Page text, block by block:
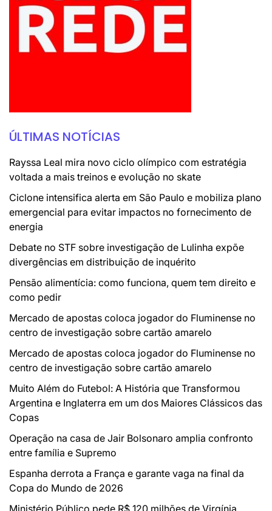
ÚLTIMAS NOTÍCIAS
Rayssa Leal mira novo ciclo olímpico com estratégia
voltada a mais treinos e evolução no skate
Ciclone intensifica alerta em São Paulo e mobiliza plano
emergencial para evitar impactos no fornecimento de
energia
Debate no STF sobre investigação de Lulinha expõe
divergências em distribuição de inquérito
Pensão alimentícia: como funciona, quem tem direito e
como pedir
Mercado de apostas coloca jogador do Fluminense no
centro de investigação sobre cartão amarelo
Mercado de apostas coloca jogador do Fluminense no
centro de investigação sobre cartão amarelo
Muito Além do Futebol: A História que Transformou
Argentina e Inglaterra em um dos Maiores Clássicos das
Copas
Operação na casa de Jair Bolsonaro amplia confronto
entre família e Supremo
Espanha derrota a França e garante vaga na final da
Copa do Mundo de 2026